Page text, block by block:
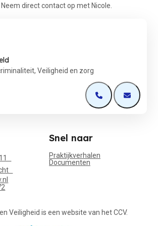
direct contact op met Nicole.
Veiligheid en zorg
Open deOpen de
Snel naar
Praktijkverhalen
Documenten
Veiligheid is een website van het CCV.